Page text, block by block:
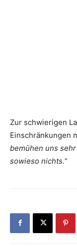
Zur schwierigen
Einschränkungen
bemühen uns
sowieso nichts.“